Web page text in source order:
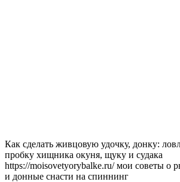
Как сделать живцовую удочку, донку:
пробку хищника окуня, щуку и судака
https://moisovetyorybalke.ru/ мои советы о
и донные снасти на спиннинг